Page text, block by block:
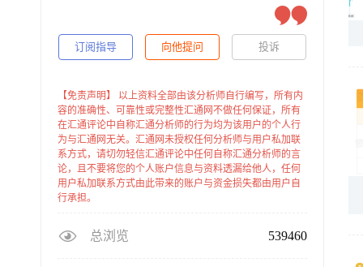
订阅指导 向他提问 投诉
【免责声明】 以上资料全部由该分析师自行编写，所有内
容的准确性、可靠性或完整性汇通网不做任何保证，所有
在汇通评论中自称汇通分析师的行为均为该用户的个人行
为与汇通网无关。汇通网未授权任何分析师与用户私加联
系方式，请切勿轻信汇通评论中任何自称汇通分析师的言
论，且不要将您的个人账户信息与资料透漏给他人，任何
用户私加联系方式由此带来的账户与资金损失都由用户自
行承担。
总浏览 539460